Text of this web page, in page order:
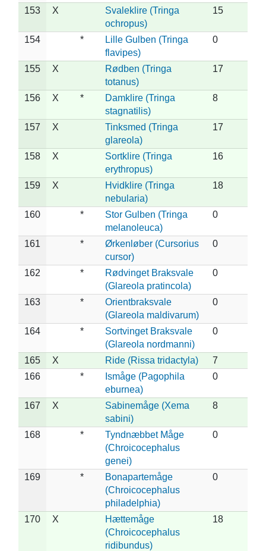
153 X
Svaleklire (Tringa
ochropus)
15
154 *
Lille Gulben (Tringa
flavipes)
0
155 X
Rødben (Tringa
totanus)
17
156 X *
Damklire (Tringa
stagnatilis)
8
157 X
Tinksmed (Tringa
glareola)
17
158 X
Sortklire (Tringa
erythropus)
16
159 X
Hvidklire (Tringa
nebularia)
18
160 *
Stor Gulben (Tringa
melanoleuca)
0
161 *
Ørkenløber (Cursorius
cursor)
0
162 *
Rødvinget Braksvale
(Glareola pratincola)
0
163 *
Orientbraksvale
(Glareola maldivarum)
0
164 *
Sortvinget Braksvale
(Glareola nordmanni)
0
165 X Ride (Rissa tridactyla)
7
166
*
Ismåge (Pagophila
eburnea)
0
167 X
Sabinemåge (Xema
sabini)
8
168 *
Tyndnæbbet Måge
(Chroicocephalus
genei)
0
169 *
Bonapartemåge
(Chroicocephalus
philadelphia)
0
170 X
Hættemåge
(Chroicocephalus
ridibundus)
18